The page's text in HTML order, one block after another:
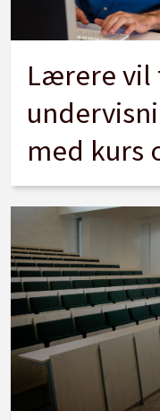
Lærere vil
med kurs